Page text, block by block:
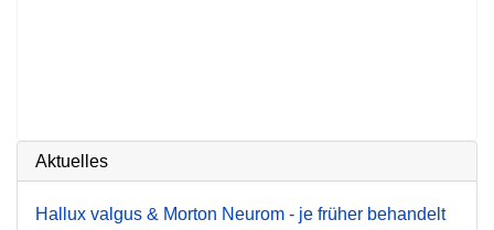
Aktuelles
Hallux valgus & Morton Neurom - je früher behandelt